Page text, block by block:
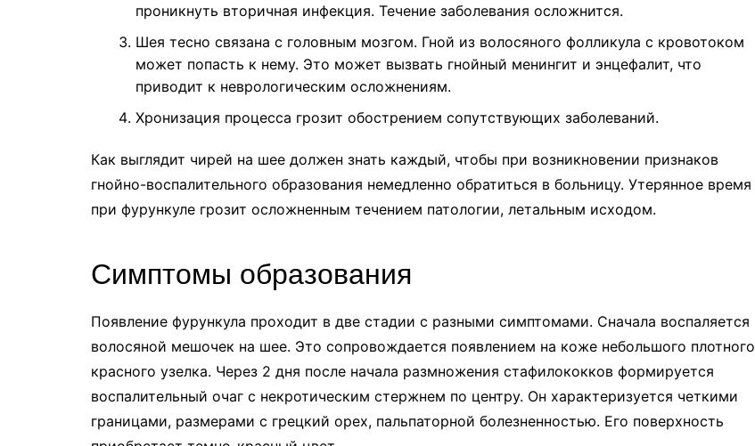
проникнуть вторичная инфекция. Течение заболевания осложнится.
Шея тесно связана с головным мозгом. Гной из волосяного фолликула с кровотоком
может попасть к нему. Это может вызвать гнойный менингит и энцефалит, что
приводит к неврологическим осложнениям.
Хронизация процесса грозит обострением сопутствующих заболеваний.
Как выглядит чирей на шее должен знать каждый, чтобы при возникновении признаков
гнойно-воспалительного образования немедленно обратиться в больницу. Утерянное время
при фурункуле грозит осложненным течением патологии, летальным исходом.
Симптомы образования
Появление фурункула проходит в две стадии с разными симптомами. Сначала воспаляется
волосяной мешочек на шее. Это сопровождается появлением на коже небольшого плотного
красного узелка. Через 2 дня после начала размножения стафилококков формируется
воспалительный очаг с некротическим стержнем по центру. Он характеризуется четкими
границами, размерами с грецкий орех, пальпаторной болезненностью. Его поверхность